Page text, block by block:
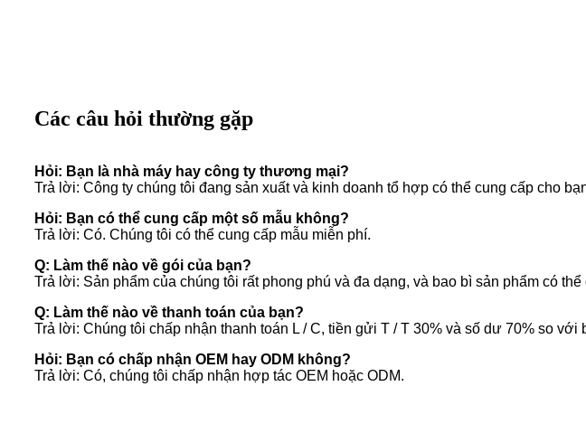
Các câu hỏi thường gặp
Hỏi: Bạn là nhà máy hay công ty thương mại?
Trả lời: Công ty chúng tôi đang sản xuất và kinh doanh tổ hợp có thể cung cấp cho
Hỏi: Bạn có thể cung cấp một số mẫu không?
Trả lời: Có. Chúng tôi có thể cung cấp mẫu miễn phí.
Q: Làm thế nào về gói của bạn?
Trả lời: Sản phẩm của chúng tôi rất phong phú và đa dạng, và bao bì sản phẩm có
Q: Làm thế nào về thanh toán của bạn?
Trả lời: Chúng tôi chấp nhận thanh toán L / C, tiền gửi T / T 30% và số dư 70% so với
Hỏi: Bạn có chấp nhận OEM hay ODM không?
Trả lời: Có, chúng tôi chấp nhận hợp tác OEM hoặc ODM.